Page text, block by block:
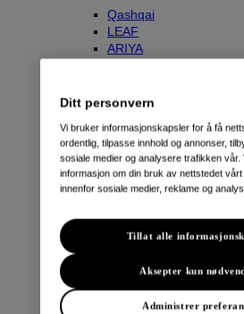
Qashqai
LEAF
ARIYA
e-NV200 Evalia
Navara
Townstar Varebil
Ditt personvern
Vi bruker informasjonskapsler for å få
ordentlig, tilpasse innhold og annonser,
sosiale medier og analysere trafikken vår.
informasjon om din bruk av nettstedet
innenfor sosiale medier, reklame og
Administrer
Aksepter kun
Tillat alle